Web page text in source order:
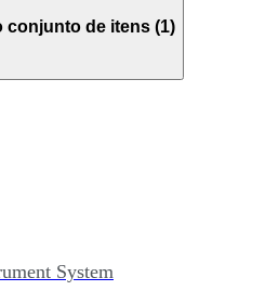
conjunto de itens (1)
System